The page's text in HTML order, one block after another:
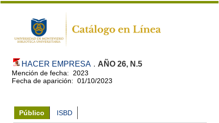
HACER EMPRESA . AÑO 26, N.5
Mención de fecha: 2023
Fecha de aparición: 01/10/2023
Público ISBD